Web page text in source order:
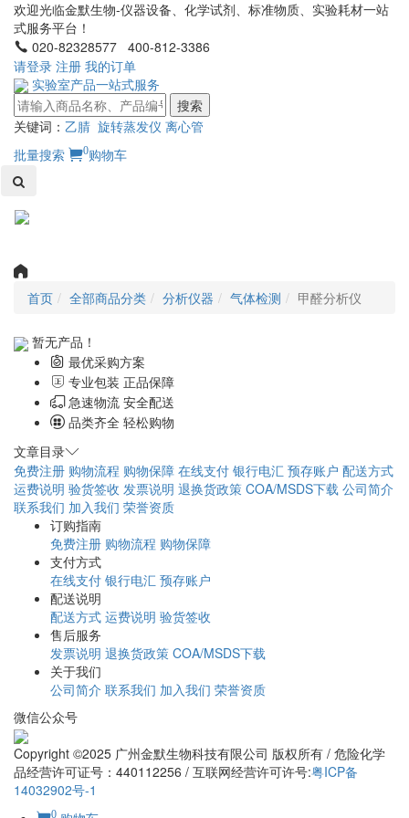
欢迎光临金默生物-仪器设备、化学试剂、标准物质、实验耗材一站
式服务平台！
020-82328577 400-812-3386
请登录 注册 我的订单
实验室产品一站式服务
搜索
关键词： 乙腈 旋转蒸发仪 离心管
批量搜索
0购物车
首页 全部商品分类 分析仪器 气体检测 甲醛分析仪
暂无产品！
最优采购方案
专业包装 正品保障
急速物流 安全配送
品类齐全 轻松购物
文章目录
免费注册 购物流程 购物保障 在线支付 银行电汇 预存账户 配送方式
运费说明 验货签收 发票说明 退换货政策 COA/MSDS下载 公司简介
联系我们 加入我们 荣誉资质
订购指南
免费注册 购物流程 购物保障
支付方式
在线支付 银行电汇 预存账户
配送说明
配送方式 运费说明 验货签收
售后服务
发票说明 退换货政策 COA/MSDS下载
关于我们
公司简介 联系我们 加入我们 荣誉资质
微信公众号
Copyright ©2025 广州金默生物科技有限公司 版权所有 / 危险化学
品经营许可证号：440112256 / 互联网经营许可许号:粤ICP备
14032902号-1
0